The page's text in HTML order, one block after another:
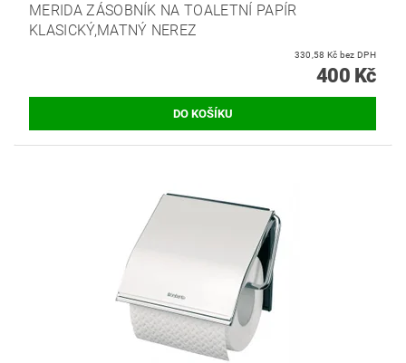
MERIDA ZÁSOBNÍK NA TOALETNÍ PAPÍR
KLASICKÝ,MATNÝ NEREZ
330,58 Kč bez DPH
400 Kč